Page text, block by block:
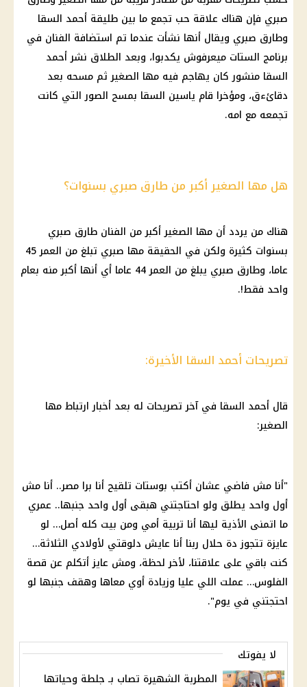
صبري فإن هناك علاقة حب تجمع ما بين طليقة أحمد السقا
وطارق صبري ويقال أنها نشأت عندما تم استضافة الفنان في
برنامج الستات ميعرفوش يكدبوا، وبعد الطلاق نشر أحمد
السقا منشور كان يهاجم فيه مها الصغير ثم مسحه بعد
دقائءق، ومؤخرا قام ياسين السقا بمسح الصور التي كانت
تجمعه مع امه.
هل مها الصغير أكبر من طارق صبري بسنوات؟
هناك من يردد أن مها الصغير أكبر من الفنان طارق صبري
بسنوات كثيرة ولكن في الحقيقة مها صبري تبلغ من العمر 45
عاما، وطارق صبري يبلغ من العمر 44 عاما أي أنها أكبر منه بعام
واحد فقط!.
تصريحات أحمد السقا الأخيرة:
قال أحمد السقا في آخر تصريحات له بعد أخبار ارتباط مها
الصغير:
"أنا مش فاضي عشان أكتب بوستات تلقيح أنا برا مصر.. أنا مش
أول واحد يطلق ولو احتاجتني هبقى أول واحد جنبها.. عمري
ما اتمنى الأذية ليها أنا تربية أمي ومن بيت كله أصل… لو
عايزة تتجوز دة حلال ربنا أنا عايش دلوقتي لأولادي الثلاثة…
كنت باقي على علاقتنا، لأخر لحظة، ومش عايز أتكلم عن قصة
الفلوس… عملت اللي عليا وزيادة أوي معاها وهقف جنبها لو
احتجتني في يوم".
لا يفوتك
المطربة الشهيرة تصاب بـ جلطة وحياتها